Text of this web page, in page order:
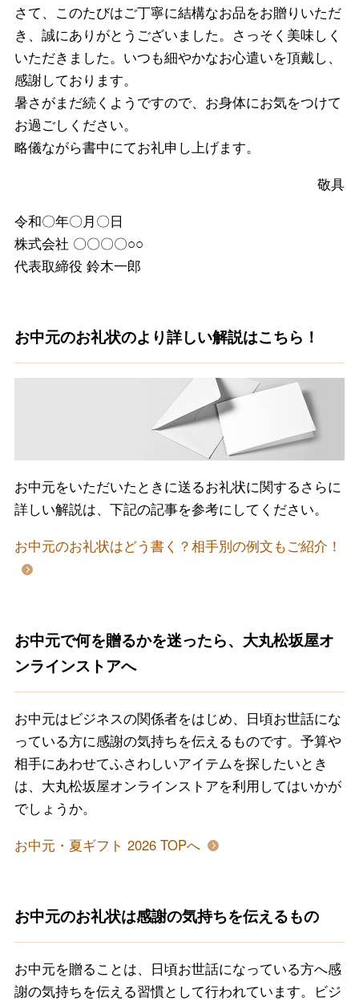
さて、このたびはご丁寧に結構なお品をお贈りいただ
き、誠にありがとうございました。さっそく美味しく
いただきました。いつも細やかなお心遣いを頂戴し、
感謝しております。
暑さがまだ続くようですので、お身体にお気をつけて
お過ごしください。
略儀ながら書中にてお礼申し上げます。
敬具
令和〇年〇月〇日
株式会社 〇〇〇〇○○
代表取締役 鈴木一郎
お中元のお礼状のより詳しい解説はこちら！
お中元をいただいたときに送るお礼状に関するさらに
詳しい解説は、下記の記事を参考にしてください。
お中元のお礼状はどう書く？相手別の例文もご紹介！
お中元で何を贈るかを迷ったら、大丸松坂屋オ
ンラインストアへ
お中元はビジネスの関係者をはじめ、日頃お世話にな
っている方に感謝の気持ちを伝えるものです。予算や
相手にあわせてふさわしいアイテムを探したいとき
は、大丸松坂屋オンラインストアを利用してはいかが
でしょうか。
お中元・夏ギフト 2026 TOPへ
お中元のお礼状は感謝の気持ちを伝えるもの
お中元を贈ることは、日頃お世話になっている方へ感
謝の気持ちを伝える習慣として行われています。ビジ